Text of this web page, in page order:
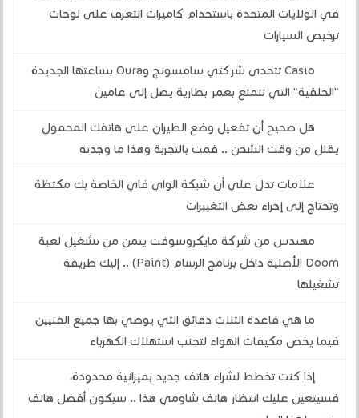
في الولايات المتحدة باستخدام كاميرات التعرف على لوحات
ترخيص السيارات
Casio تتحدى شركتي سامسونج وOura بساعتها الجديدة
"الحلقية" التي تتمتع بعمر بطارية يصل إلى عامين
هل صحيح أن تفعيل وضع الطيران على هاتفك المحمول
يقلل من وقت الشحن .. قمت بالتجربة وهذا ما وجدته
علامات تدل على أن شبكة الواي فاي الخاصة بك مكتظة
وتحتاج إلى إجراء بعض التغييرات
مهندس من شركة مايكروسوفت يتمن من تشغيل لعبة
Doom الأصلية داخل برنامج الرسام (Paint) .. إليك طريقة
تشغيلها
ما هي قاعدة الثلاث دقائق التي يوصي بها جميع الفنيين
فيما يخص مكيفات الهواء لتجنب استهلاك الكهرباء
إذا كنت تخطط لشراء هاتف جديد بميزانية محدودة،
فسيتعين عليك انتظار هاتف شاومي هذا .. سيكون أفضل هاتف